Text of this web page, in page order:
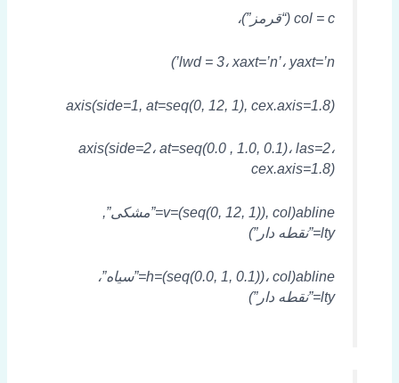
col = c (“قرمز”)،
lwd = 3، xaxt=’n’، yaxt=’n’)
axis(side=1, at=seq(0, 12, 1), cex.axis=1.8)
axis(side=2، at=seq(0.0 , 1.0, 0.1)، las=2،
cex.axis=1.8)
abline(v=(seq(0, 12, 1)), col=”مشکی”,
lty=”نقطه دار”)
abline(h=(seq(0.0, 1, 0.1))، col=”سیاه”،
lty=”نقطه دار”)